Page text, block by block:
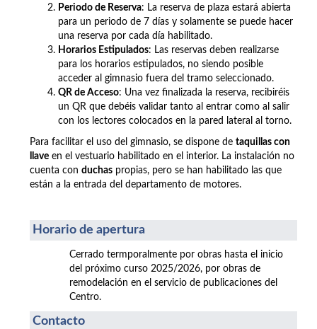
Periodo de Reserva: La reserva de plaza estará abierta
para un periodo de 7 días y solamente se puede hacer
una reserva por cada día habilitado.
Horarios Estipulados: Las reservas deben realizarse
para los horarios estipulados, no siendo posible
acceder al gimnasio fuera del tramo seleccionado.
QR de Acceso: Una vez finalizada la reserva, recibiréis
un QR que debéis validar tanto al entrar como al salir
con los lectores colocados en la pared lateral al torno.
Para facilitar el uso del gimnasio, se dispone de taquillas con
llave en el vestuario habilitado en el interior. La instalación no
cuenta con duchas propias, pero se han habilitado las que
están a la entrada del departamento de motores.
Horario de apertura
Cerrado termporalmente por obras hasta el inicio
del próximo curso 2025/2026, por obras de
remodelación en el servicio de publicaciones del
Centro.
Contacto